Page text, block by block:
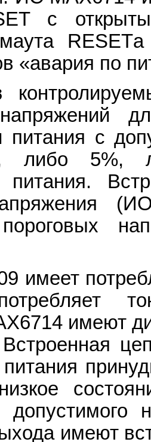
с
«авария по
питания с
либо 5%,
питания.
имеет
имеют
допустимого
имеют